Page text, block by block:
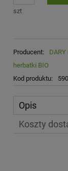
szt
Producent:
DARY
herbatki BIO
Kod produktu:
Opis
Koszty
Cena nie